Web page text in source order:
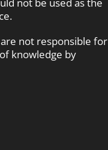
not be used as the
not responsible for
knowledge by